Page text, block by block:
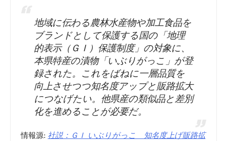
地域に伝わる農林水産物や加工食品を
ブランドとして保護する国の「地理
的表示（ＧＩ）保護制度」の対象に、
本県特産の漬物「いぶりがっこ」が登
録された。これをばねに一層品質を
向上させつつ知名度アップと販路拡大
につなげたい。他県産の類似品と差別
化を進めることが必要だ。
情報源: 社説：ＧＩ いぶりがっこ 知名度上げ販路拡